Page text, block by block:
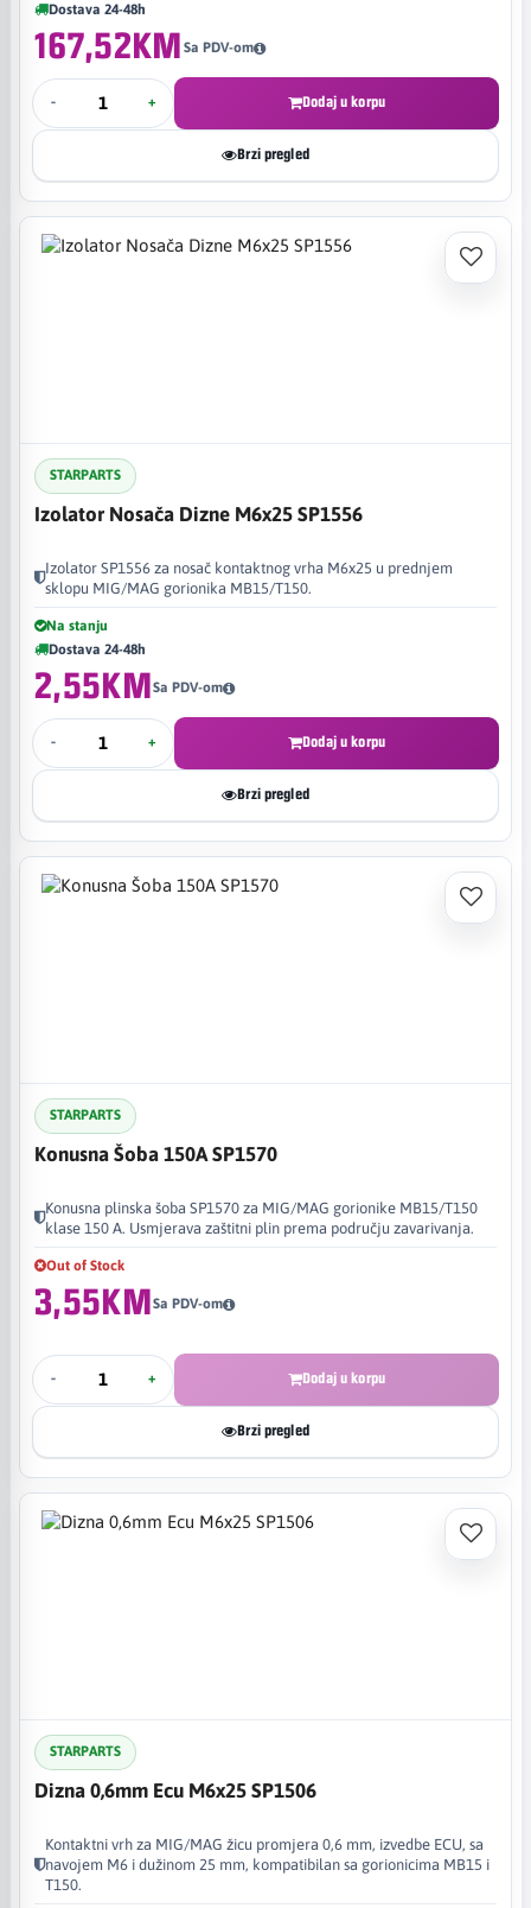
Dostava 24-48h
167,52KM Sa PDV-om
- + Dodaj u korpu
Brzi pregled
STARPARTS
Izolator Nosača Dizne M6x25 SP1556
Izolator SP1556 za nosač kontaktnog vrha M6x25 u prednjem
sklopu MIG/MAG gorionika MB15/T150.
Na stanju
Dostava 24-48h
2,55KMSa PDV-om
- + Dodaj u korpu
Brzi pregled
STARPARTS
Konusna Šoba 150A SP1570
Konusna plinska šoba SP1570 za MIG/MAG gorionike MB15/T150
klase 150 A. Usmjerava zaštitni plin prema području zavarivanja.
Out of Stock
3,55KMSa PDV-om
- + Dodaj u korpu
Brzi pregled
STARPARTS
Dizna 0,6mm Ecu M6x25 SP1506
Kontaktni vrh za MIG/MAG žicu promjera 0,6 mm, izvedbe ECU, sa
navojem M6 i dužinom 25 mm, kompatibilan sa gorionicima MB15 i
T150.